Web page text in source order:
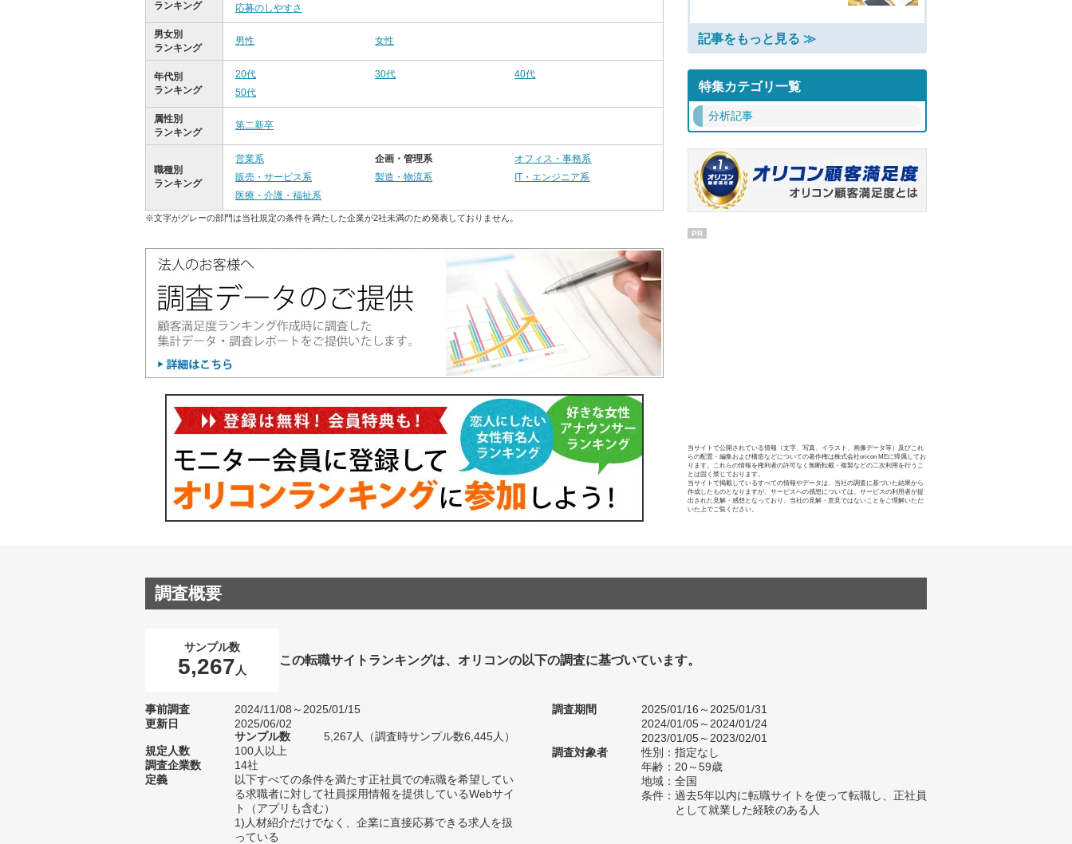
ランキング
応募のしやすさ
男女別
ランキング
男性 女性
年代別
ランキング
20代 30代
40代
50代
属性別
ランキング
第二新卒
職種別
ランキング
営業系 企画・管理系
オフィス・事務系
販売・サービス系
製造・物流系
IT・エンジニア系
医療・介護・福祉系
※文字がグレーの部門は当社規定の条件を満たした企業が2社未満のため発表しておりません。
記事をもっと見る ≫
特集カテゴリ一覧
分析記事
PR
当サイトで公開されている情報（文字、写真、イラスト、画像データ等）及びこれ
らの配置・編集および構造などについての著作権は株式会社oricon MEに帰属してお
ります。これらの情報を権利者の許可なく無断転載・複製などの二次利用を行うこ
とは固く禁じております。
当サイトで掲載しているすべての情報やデータは、当社の調査に基づいた結果から
作成したものとなりますが、サービスへの感想については、サービスの利用者が提
出された見解・感想となっており、当社の見解・意見ではないことをご理解いただ
いた上でご覧ください。
調査概要
サンプル数
5,267 人
この転職サイトランキングは、オリコンの以下の調査に基づいています。
事前調査
2024/11/08～2025/01/15
更新日
2025/06/02
サンプル数
5,267人（調査時サンプル数6,445人）
規定人数
100人以上
調査企業数
14社
定義
以下すべての条件を満たす正社員での転職を希望してい
る求職者に対して社員採用情報を提供しているWebサイ
ト（アプリも含む）
1)人材紹介だけでなく、企業に直接応募できる求人を扱
っている
調査期間
2025/01/16～2025/01/31
2024/01/05～2024/01/24
2023/01/05～2023/02/01
調査対象者
性別：指定なし
年齢：20～59歳
地域：全国
条件：過去5年以内に転職サイトを使って転職し、正社員
として就業した経験のある人